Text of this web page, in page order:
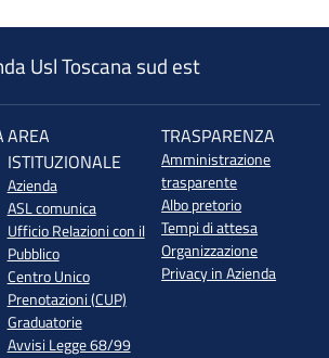
Usl Toscana sud est
AREA
ISTITUZIONALE
Azienda
ASL comunica
Ufficio Relazioni con il
Pubblico
Centro Unico
Prenotazioni (CUP)
Graduatorie
Avvisi Legge 68/99
TRASPARENZA
Amministrazione
trasparente
Albo pretorio
Tempi di attesa
Organizzazione
Privacy in Azienda